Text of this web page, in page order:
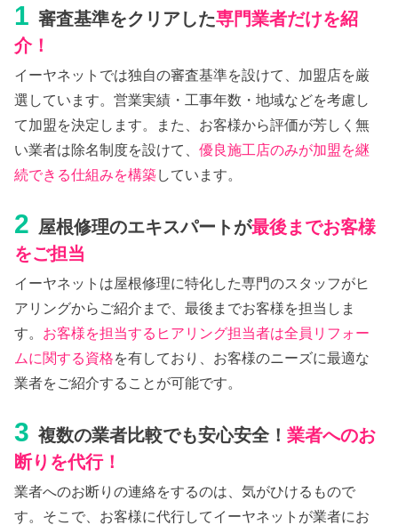
1 審査基準をクリアした専門業者だけを紹
介！
イーヤネットでは独自の審査基準を設けて、加盟店を厳
選しています。営業実績・工事年数・地域などを考慮し
て加盟を決定します。また、お客様から評価が芳しく無
い業者は除名制度を設けて、優良施工店のみが加盟を継
続できる仕組みを構築しています。
2 屋根修理のエキスパートが最後までお客様
をご担当
イーヤネットは屋根修理に特化した専門のスタッフがヒ
アリングからご紹介まで、最後までお客様を担当しま
す。 お客様を担当するヒアリング担当者は全員リフォー
ムに関する資格を有しており、お客様のニーズに最適な
業者をご紹介することが可能です。
3 複数の業者比較でも安心安全！業者へのお
断りを代行！
業者へのお断りの連絡をするのは、気がひけるもので
す。そこで、お客様に代行してイーヤネットが業者にお